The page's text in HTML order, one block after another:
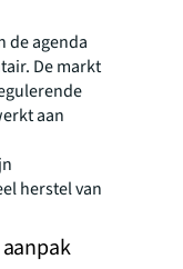
de agenda
De markt
aan
herstel van